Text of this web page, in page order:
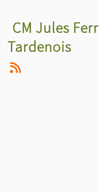
CM Jules
Tardenois